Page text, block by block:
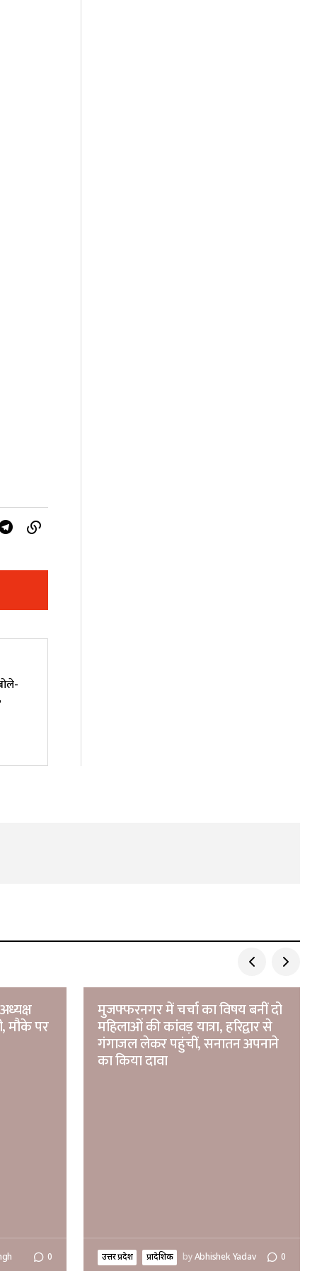
मौके पर
0
मुजफ्फरनगर में चर्चा का विषय बनीं दो
महिलाओं की कांवड़ यात्रा, हरिद्वार से
गंगाजल लेकर पहुंचीं, सनातन अपनाने
का किया दावा
उत्तर प्रदेश प्रादेशिक byAbhishek Yadav 0